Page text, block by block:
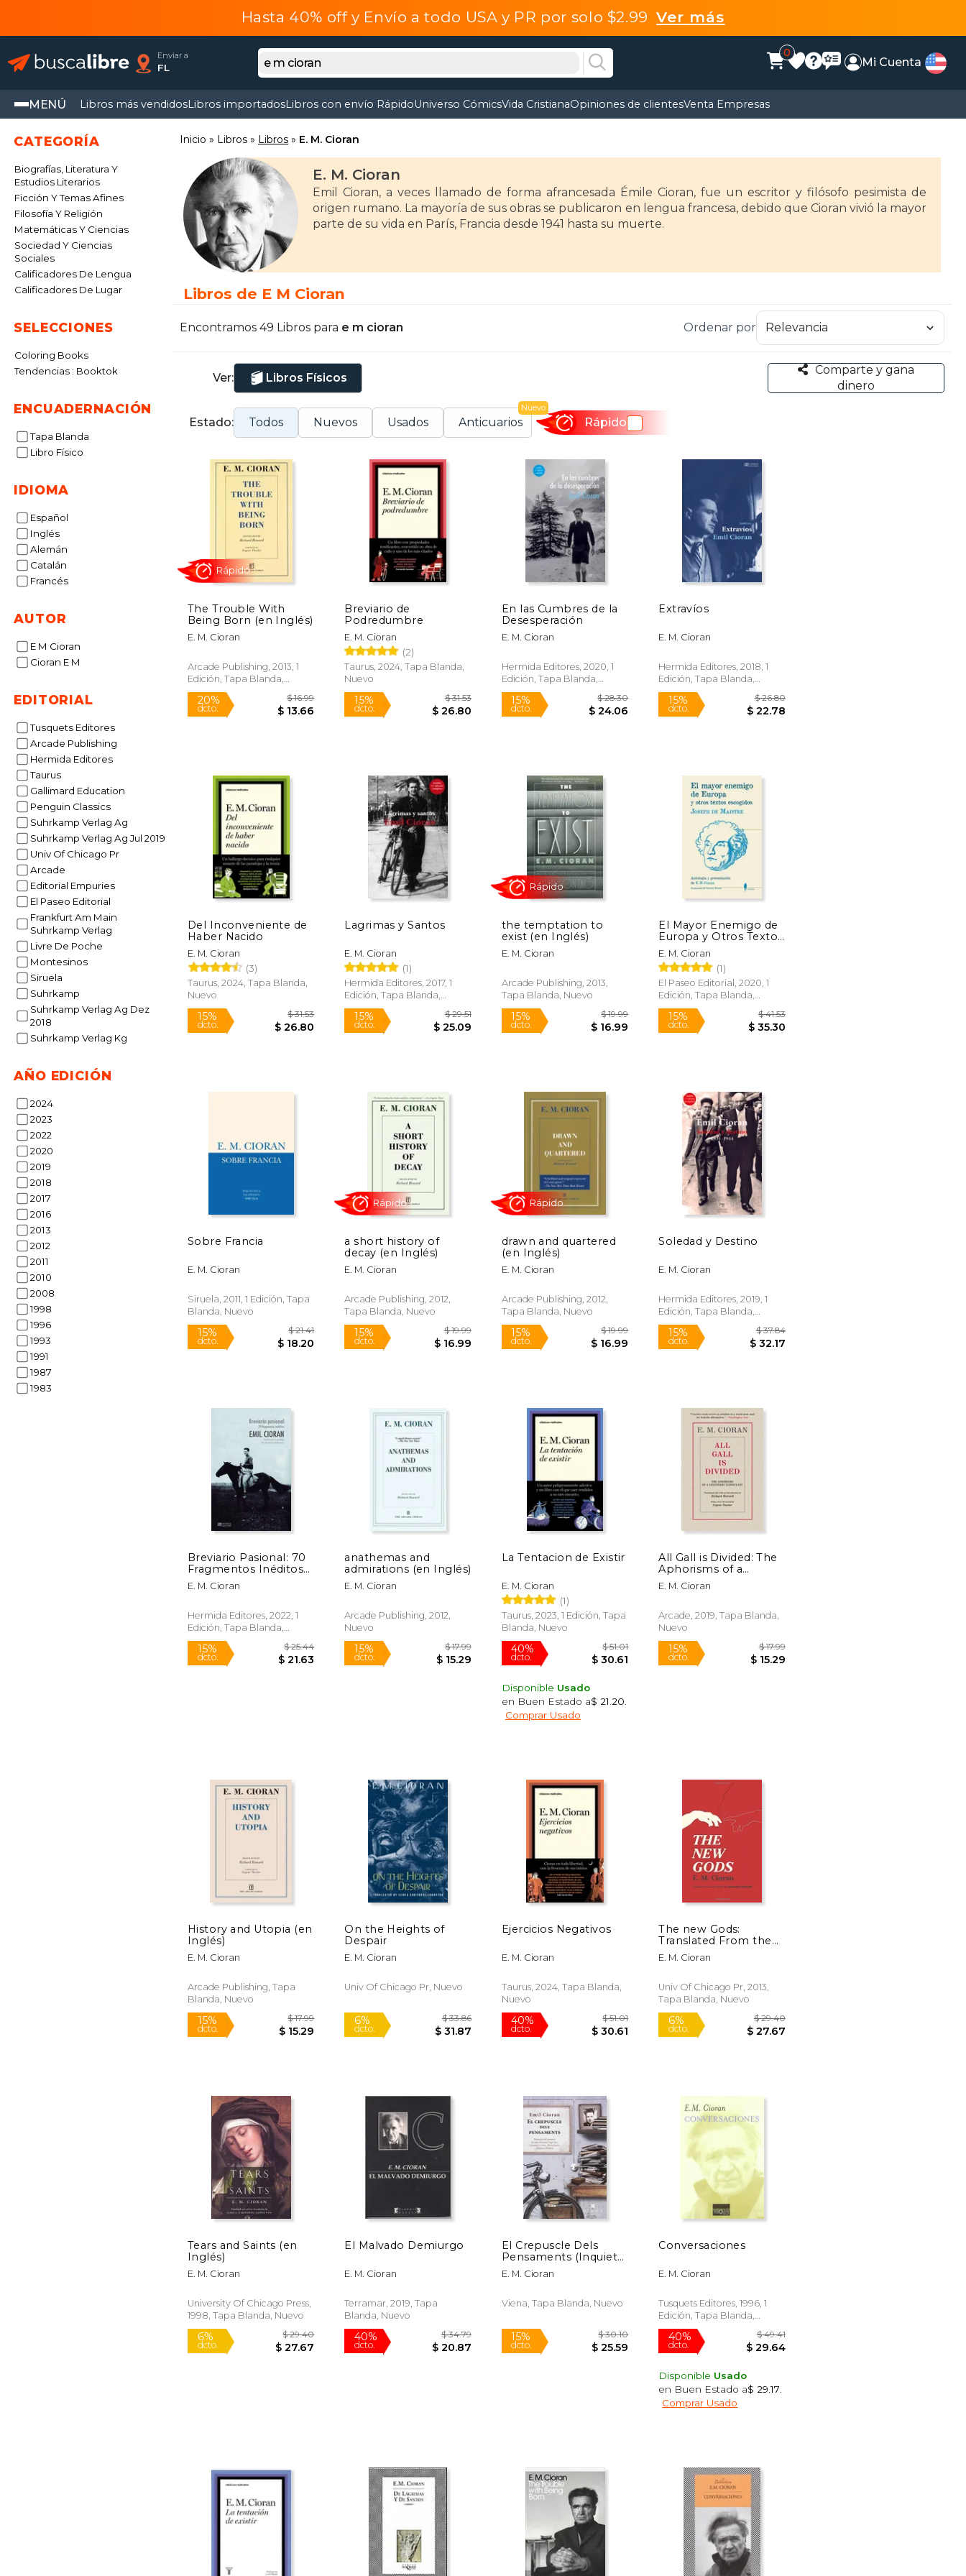
Hasta 40% off y Envío a todo USA y PR por solo $2.99Ver más
Enviar a
FL
0
Mi Cuenta
MENÚ Libros más vendidosLibros importadosLibros con envío RápidoUniverso CómicsVida CristianaOpiniones de clientesVenta Empresas
CATEGORÍA
Biografías, Literatura Y
Estudios Literarios
Ficción Y Temas Afines
Filosofía Y Religión
Matemáticas Y Ciencias
Sociedad Y Ciencias
Sociales
Calificadores De Lengua
Calificadores De Lugar
SELECCIONES
Coloring Books
Tendencias : Booktok
ENCUADERNACIÓN
Tapa Blanda
Libro Físico
IDIOMA
Español
Inglés
Alemán
Catalán
Francés
AUTOR
E M Cioran
Cioran E M
EDITORIAL
Tusquets Editores
Arcade Publishing
Hermida Editores
Taurus
Gallimard Education
Penguin Classics
Suhrkamp Verlag Ag
Suhrkamp Verlag Ag Jul 2019
Univ Of Chicago Pr
Arcade
Editorial Empuries
El Paseo Editorial
Frankfurt Am Main
Suhrkamp Verlag
Livre De Poche
Montesinos
Siruela
Suhrkamp
Suhrkamp Verlag Ag Dez
2018
Suhrkamp Verlag Kg
AÑO EDICIÓN
2024
2023
2022
2020
2019
2018
2017
2016
2013
2012
2011
2010
2008
1998
1996
1993
1991
1987
1983
Inicio Libros Libros E. M. Cioran
E. M. Cioran
Emil Cioran, a veces llamado de forma afrancesada Émile Cioran, fue un escritor y filósofo pesimista de
origen rumano. La mayoría de sus obras se publicaron en lengua francesa, debido que Cioran vivió la mayor
parte de su vida en París, Francia desde 1941 hasta su muerte.
Libros de E M Cioran
Encontramos 49 Libros para e m cioran Ordenar por
Ver: Libros Físicos
Comparte y gana
dinero
Estado: Todos Nuevos Usados Anticuarios
Nuevo
Rápido
The Trouble With
Being Born (en Inglés)
E. M. Cioran
Arcade Publishing, 2013, 1
Edición, Tapa Blanda,
Nuevo
20%
dcto.
Breviario de
Podredumbre
E. M. Cioran
(2)
Taurus, 2024, Tapa Blanda,
Nuevo
15%
dcto.
En las Cumbres de la
Desesperación
E. M. Cioran
Hermida Editores, 2020, 1
Edición, Tapa Blanda,
Nuevo
15%
dcto.
$ 28.30
$ 24.06
Extravíos
E. M. Cioran
Hermida Editores, 2018, 1
Edición, Tapa Blanda,
Nuevo
15%
dcto.
Del Inconveniente de
Haber Nacido
E. M. Cioran
(3)
Taurus, 2024, Tapa Blanda,
Nuevo
Lagrimas y Santos
E. M. Cioran
(1)
Hermida Editores, 2017, 1
Edición, Tapa Blanda,
Nuevo
15%
dcto.
the temptation to
exist (en Inglés)
E. M. Cioran
Arcade Publishing, 2013,
Tapa Blanda, Nuevo
15%
dcto.
$ 19.99
$ 16.99
Rápido
El Mayor Enemigo de
Europa y Otros Textos
Escogidos
E. M. Cioran
(1)
El Paseo Editorial, 2020, 1
Edición, Tapa Blanda,
Nuevo
15%
dcto.
Sobre Francia
E. M. Cioran
Siruela, 2011, 1 Edición, Tapa
Blanda, Nuevo
15%
dcto.
a short history of
decay (en Inglés)
E. M. Cioran
Arcade Publishing, 2012,
Tapa Blanda, Nuevo
Rápido
drawn and quartered
(en Inglés)
E. M. Cioran
Arcade Publishing, 2012,
Tapa Blanda, Nuevo
15%
dcto.
Rápido
Soledad y Destino
E. M. Cioran
Hermida Editores, 2019, 1
Edición, Tapa Blanda,
Nuevo
Breviario Pasional: 70
Fragmentos Inéditos
(el Jardin de Epicuro)
E. M. Cioran
Hermida Editores, 2022, 1
Edición, Tapa Blanda,
Nuevo
15%
anathemas and
admirations (en Inglés)
E. M. Cioran
Arcade Publishing, 2012,
Nuevo
15%
dcto.
La Tentacion de Existir
E. M. Cioran
(1)
Taurus, 2023, 1 Edición, Tapa
Blanda, Nuevo
40% $ 51.01
$ 30.61
Disponible Usado
en Buen Estado a$ 21.20
Comprar Usado
All Gall is Divided: The
Aphorisms of a
Legendary Iconoclast
(en Inglés)
E. M. Cioran
Arcade, 2019, Tapa Blanda,
Nuevo
15%
History and Utopia (en
Inglés)
E. M. Cioran
Arcade Publishing, Tapa
Blanda, Nuevo
15%
dcto.
$ 17.99
On the Heights of
Despair
E. M. Cioran
Univ Of Chicago Pr, Nuevo
6% $ 33.86
$ 31.87
Ejercicios Negativos
E. M. Cioran
Taurus, 2024, Tapa Blanda,
Nuevo
40%
dcto.
$ 51.01
The new Gods:
Translated From the
French by Richard
Howard (en Inglés)
E. M. Cioran
Univ Of Chicago Pr, 2013,
Tapa Blanda, Nuevo
6%
Tears and Saints (en
Inglés)
E. M. Cioran
University Of Chicago Press,
1998, Tapa Blanda, Nuevo
El Malvado Demiurgo
E. M. Cioran
Terramar, 2019, Tapa
Blanda, Nuevo
El Crepuscle Dels
Pensaments (Inquiets
de Viena)
E. M. Cioran
Viena, Tapa Blanda, Nuevo
Conversaciones
E. M. Cioran
Tusquets Editores, 1996, 1
Edición, Tapa Blanda,
Nuevo
Disponible Usado
en Buen Estado a$ 29.17
Comprar Usado